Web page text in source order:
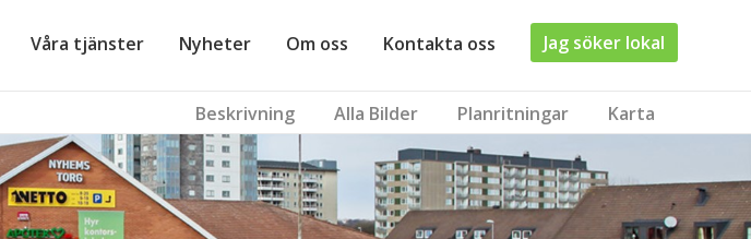
Våra tjänster Nyheter Om oss Kontakta oss Jag söker lokal
Beskrivning Alla Bilder Planritningar Karta